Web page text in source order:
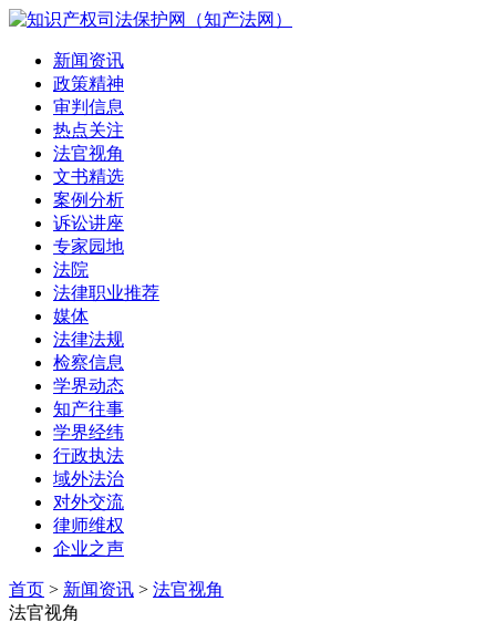
新闻资讯
政策精神
审判信息
热点关注
法官视角
文书精选
案例分析
诉讼讲座
专家园地
法院
法律职业推荐
媒体
法律法规
检察信息
学界动态
知产往事
学界经纬
行政执法
域外法治
对外交流
律师维权
企业之声
首页 > 新闻资讯 > 法官视角
法官视角